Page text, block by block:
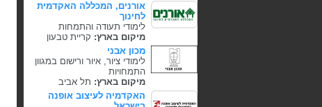
אורנים, המכללה האקדמית
לחינוך
לימודי תעודה והתמחות
מיקום בארץ: קריית טבעון
מכון אבני
לימודי ציור, איור ורישום במגוון
התמחויות
מיקום בארץ: תל אביב
האקדמיה לעיצוב אופנה